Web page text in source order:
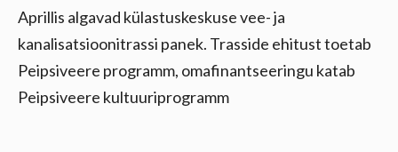
Aprillis algavad külastuskeskuse vee- ja
kanalisatsioonitrassi panek. Trasside ehitust toetab
Peipsiveere programm, omafinantseeringu katab
Peipsiveere kultuuriprogramm